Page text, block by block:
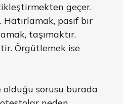
geçer.
Hatırlamak, pasif bir
taşımaktır.
Örgütlemek ise
olduğu sorusu burada